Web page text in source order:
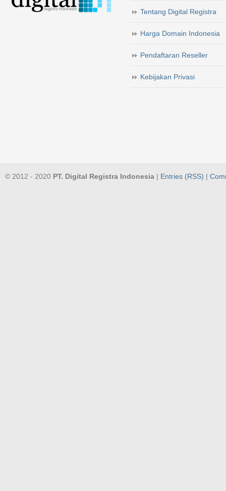
Tentang Digital Registra
Harga Domain Indonesia
Pendaftaran Reseller
Kebijakan Privasi
© 2012 - 2020 PT. Digital Registra Indonesia | Entries (RSS) |